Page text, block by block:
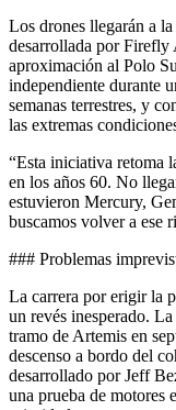
Los drones llegarán a
desarrollada por Firefly
aproximación al Polo
independiente durante
semanas terrestres, y
las extremas
“Esta iniciativa retoma
en los años 60. No
estuvieron Mercury,
buscamos volver a ese
### Problemas
La carrera por erigir la
un revés inesperado.
tramo de Artemis en
descenso a bordo del
desarrollado por Jeff
una prueba de motores